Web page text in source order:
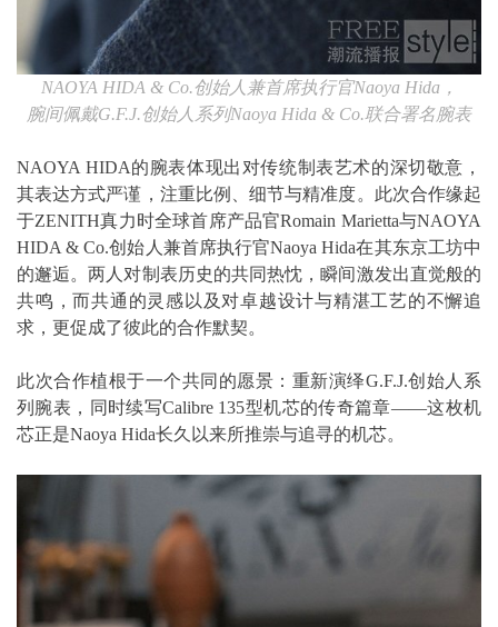
NAOYA HIDA & Co.创始人兼首席执行官Naoya Hida，
腕间佩戴G.F.J.创始人系列Naoya Hida & Co.联合署名腕表
NAOYA HIDA的腕表体现出对传统制表艺术的深切敬意，
其表达方式严谨，注重比例、细节与精准度。此次合作缘起
于ZENITH真力时全球首席产品官Romain Marietta与NAOYA
HIDA & Co.创始人兼首席执行官Naoya Hida在其东京工坊中
的邂逅。两人对制表历史的共同热忱，瞬间激发出直觉般的
共鸣，而共通的灵感以及对卓越设计与精湛工艺的不懈追
求，更促成了彼此的合作默契。
此次合作植根于一个共同的愿景：重新演绎G.F.J.创始人系
列腕表，同时续写Calibre 135型机芯的传奇篇章——这枚机
芯正是Naoya Hida长久以来所推崇与追寻的机芯。